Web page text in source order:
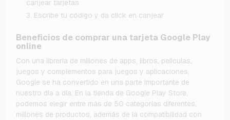
canjear tarjetas
Escribe tu código y da click en canjear
Beneficios de comprar una tarjeta Google Play
online
Con una librería de millones de apps, libros, películas,
juegos y complementos para juegos y aplicaciones,
Google se ha convertido en una parte importante de
nuestro día a día. En la tienda de Google Play Store,
podemos elegir entre más de 50 categorías diferentes,
millones de productos, además de la compatibilidad con